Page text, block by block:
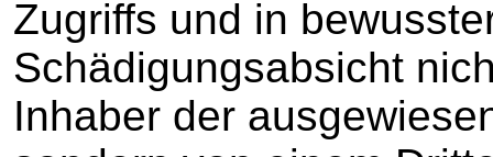
Zugriffs und in
Schädigungsabsicht
Inhaber der